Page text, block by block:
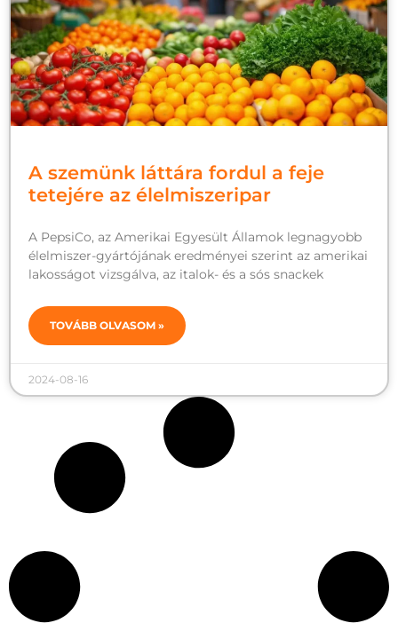
A szemünk láttára fordul a feje
tetejére az élelmiszeripar
A PepsiCo, az Amerikai Egyesült Államok legnagyobb
élelmiszer-gyártójának eredményei szerint az amerikai
lakosságot vizsgálva, az italok- és a sós snackek
TOVÁBB OLVASOM »
2024-08-16